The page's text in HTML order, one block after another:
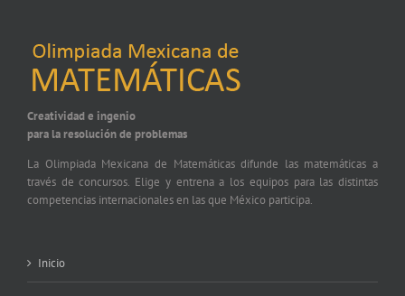
Creatividad e ingenio
para la resolución de problemas
La Olimpiada Mexicana de Matemáticas difunde las matemáticas a
través de concursos. Elige y entrena a los equipos para las distintas
competencias internacionales en las que México participa.
Inicio